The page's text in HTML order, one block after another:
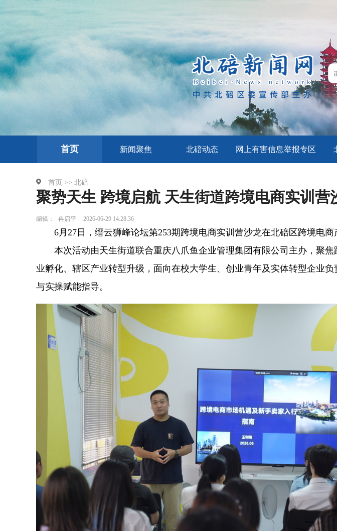
首页 新闻聚焦 北碚动态 网上有害信息举报专区
首页 >> 北碚
聚势天生 跨境启航 天生街道跨境电商实训营
编辑： 冉启平 2026-06-29 14:28:36
6月27日，缙云狮峰论坛第253期跨境电商实训营沙龙在北碚区跨境电商
本次活动由天生街道联合重庆八爪鱼企业管理集团有限公司主办，聚
业孵化、辖区产业转型升级，面向在校大学生、创业青年及实体转型企业
与实操赋能指导。